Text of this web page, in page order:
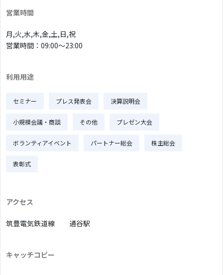
営業時間
月,火,水,木,金,土,日,祝
営業時間：09:00〜23:00
利用用途
セミナー プレス発表会 決算説明会
小規模会議・商談 その他 プレゼン大会
ボランティアイベント パートナー総会 株主総会
表彰式
アクセス
筑豊電気鉄道線 通谷駅
キャッチコピー